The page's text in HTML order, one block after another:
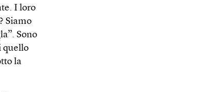
I loro
Siamo
Sono
quello
la